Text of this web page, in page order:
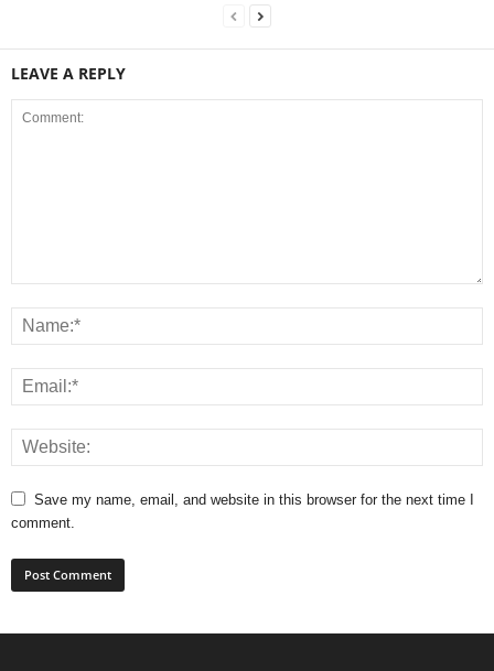
LEAVE A REPLY
Save my name, email, and website in this browser for the next time I
comment.